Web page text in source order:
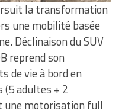
la transformation
une mobilité basée
Déclinaison du SUV
reprend son
de vie à bord en
(5 adultes + 2
motorisation full